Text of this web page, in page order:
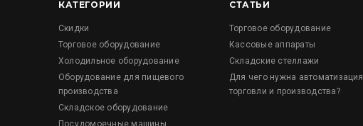
КАТЕГОРИИ
Скидки
Торговое оборудование
Холодильное оборудование
Оборудование для пищевого
производства
Складское оборудование
Посудомоечные машины
СТАТЬИ
Торговое оборудование
Кассовые аппараты
Складские стеллажи
Для чего нужна автоматизация
торговли и производства?